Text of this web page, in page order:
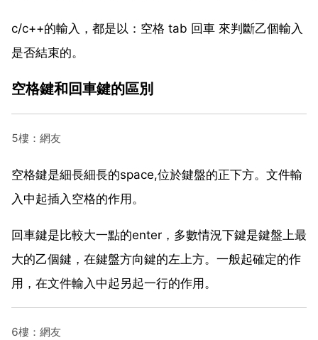
c/c++的輸入，都是以：空格 tab 回車 來判斷乙個輸入
是否結束的。
空格鍵和回車鍵的區別
5樓：網友
空格鍵是細長細長的space,位於鍵盤的正下方。文件輸
入中起插入空格的作用。
回車鍵是比較大一點的enter，多數情況下鍵是鍵盤上最
大的乙個鍵，在鍵盤方向鍵的左上方。一般起確定的作
用，在文件輸入中起另起一行的作用。
6樓：網友